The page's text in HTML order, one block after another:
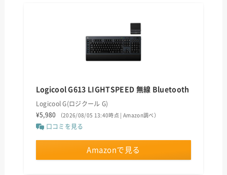
Logicool G613 LIGHTSPEED 無線 Bluetooth
Logicool G(ロジクール G)
¥5,980
（2026/08/05 13:40時点 | Amazon調べ）
口コミを見る
Amazonで見る